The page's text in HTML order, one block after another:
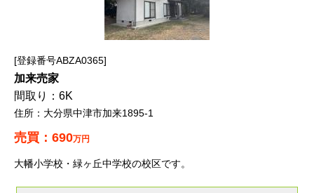
登録番号ABZA0365
加来売家
6K
大分県中津市加来1895-1
690万円
大幡小学校・緑ヶ丘中学校の校区です。